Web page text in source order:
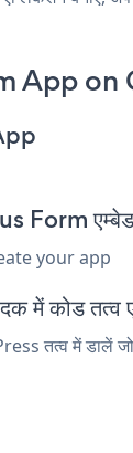
App on
एम्बेड
your app
में कोड तत्व
तत्व में डालें